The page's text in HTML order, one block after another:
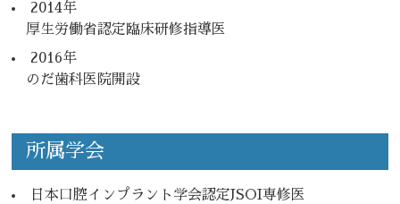
2014年
厚生労働省認定臨床研修指導医
2016年
のだ歯科医院開設
所属学会
日本口腔インプラント学会認定JSOI専修医